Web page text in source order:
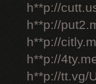
h**p://
h**p://
h**p://
h**p://
h**p://tt.vg/